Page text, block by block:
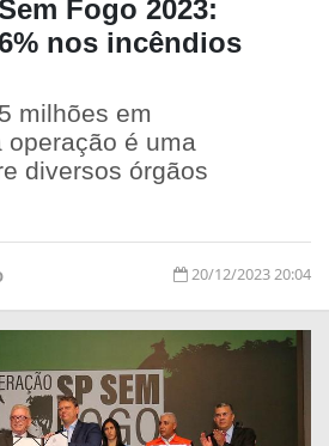
Fogo 2023:
nos incêndios
milhões em
operação é uma
diversos órgãos
20/12/2023 20:04